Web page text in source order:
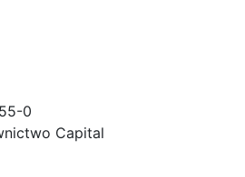
0
Capital